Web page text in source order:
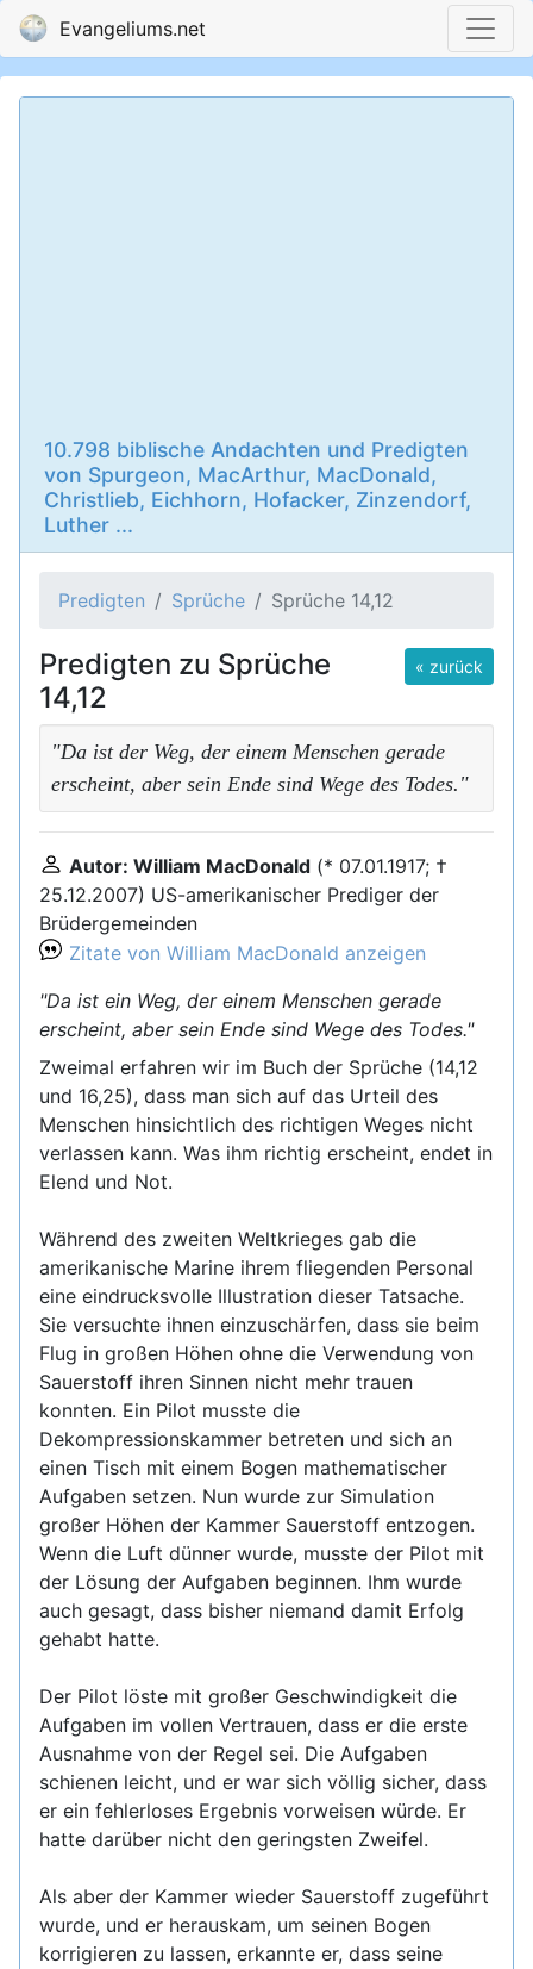
Evangeliums.net
10.798 biblische Andachten und Predigten
von Spurgeon, MacArthur, MacDonald,
Christlieb, Eichhorn, Hofacker, Zinzendorf,
Luther ...
Predigten Sprüche Sprüche 14,12
« zurück
Predigten zu Sprüche
14,12
"Da ist der Weg, der einem Menschen gerade
erscheint, aber sein Ende sind Wege des Todes."
Autor: William MacDonald (* 07.01.1917; †
25.12.2007) US-amerikanischer Prediger der
Brüdergemeinden
Zitate von William MacDonald anzeigen
"Da ist ein Weg, der einem Menschen gerade
erscheint, aber sein Ende sind Wege des Todes."
Zweimal erfahren wir im Buch der Sprüche (14,12
und 16,25), dass man sich auf das Urteil des
Menschen hinsichtlich des richtigen Weges nicht
verlassen kann. Was ihm richtig erscheint, endet in
Elend und Not.
Während des zweiten Weltkrieges gab die
amerikanische Marine ihrem fliegenden Personal
eine eindrucksvolle Illustration dieser Tatsache.
Sie versuchte ihnen einzuschärfen, dass sie beim
Flug in großen Höhen ohne die Verwendung von
Sauerstoff ihren Sinnen nicht mehr trauen
konnten. Ein Pilot musste die
Dekompressionskammer betreten und sich an
einen Tisch mit einem Bogen mathematischer
Aufgaben setzen. Nun wurde zur Simulation
großer Höhen der Kammer Sauerstoff entzogen.
Wenn die Luft dünner wurde, musste der Pilot mit
der Lösung der Aufgaben beginnen. Ihm wurde
auch gesagt, dass bisher niemand damit Erfolg
gehabt hatte.
Der Pilot löste mit großer Geschwindigkeit die
Aufgaben im vollen Vertrauen, dass er die erste
Ausnahme von der Regel sei. Die Aufgaben
schienen leicht, und er war sich völlig sicher, dass
er ein fehlerloses Ergebnis vorweisen würde. Er
hatte darüber nicht den geringsten Zweifel.
Als aber der Kammer wieder Sauerstoff zugeführt
wurde, und er herauskam, um seinen Bogen
korrigieren zu lassen, erkannte er, dass seine